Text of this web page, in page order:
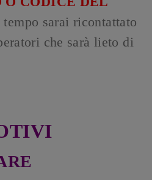
sarai ricontattato
che sarà lieto di